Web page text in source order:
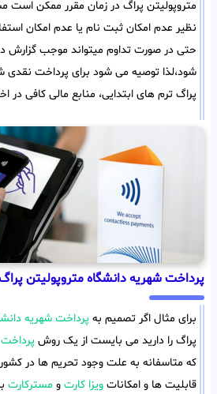
متروپولیتن پراگ در زمان مقرر ممکن
نظیر عدم امکان ثبت نام یا عدم امکان
حتی در صورت تداوم میتواند موجب گزارش
شود،لذا توصیه می شود برای پرداخت نقدی
پراگ ترم های ابتدایی، منابع مالی کافی در
پرداخت شهریه دانشگاه متروپولیتن پراگ
برای مثال اگر تصمیم به پرداخت شهریه
پراگ را دارید می بایست از یک روش
که متاسفانه به علت وجود تحریم ها در
قابلیت ها و امکانات ویزا کارت و مسترکارت